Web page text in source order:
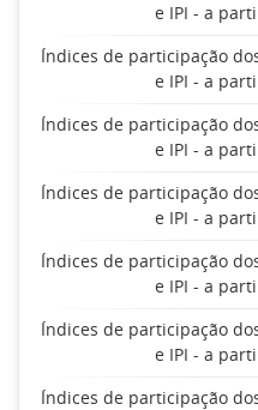
e IPI - a
Índices de participação
e IPI - a
Índices de participação
e IPI - a
Índices de participação
e IPI - a
Índices de participação
e IPI - a
Índices de participação
e IPI - a
Índices de participação